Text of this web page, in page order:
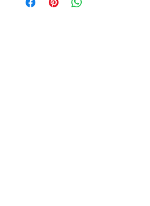
• Délai variable selon le stock et